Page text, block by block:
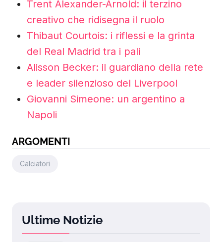
Trent Alexander-Arnold: il terzino
creativo che ridisegna il ruolo
Thibaut Courtois: i riflessi e la grinta
del Real Madrid tra i pali
Alisson Becker: il guardiano della rete
e leader silenzioso del Liverpool
Giovanni Simeone: un argentino a
Napoli
ARGOMENTI
Calciatori
Ultime Notizie